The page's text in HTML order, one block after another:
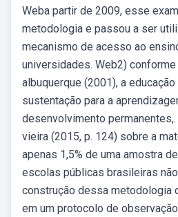
Weba partir de 2009, esse
metodologia e passou a ser
mecanismo de acesso ao
universidades. Web2)
albuquerque (2001), a
sustentação para a
desenvolvimento
vieira (2015, p. 124) sobre a
apenas 1,5% de uma amostra
escolas públicas brasileiras
construção dessa metodologia
em um protocolo de